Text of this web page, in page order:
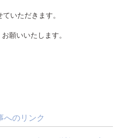
いただきます。
願いいたします。
へのリンク